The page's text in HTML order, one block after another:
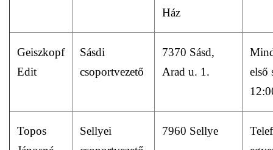
Ház
Geiszkopf
Edit
Sásdi
csoportvezető
7370 Sásd,
Arad u. 1.
első
Topos
Sellyei
7960 Sellye